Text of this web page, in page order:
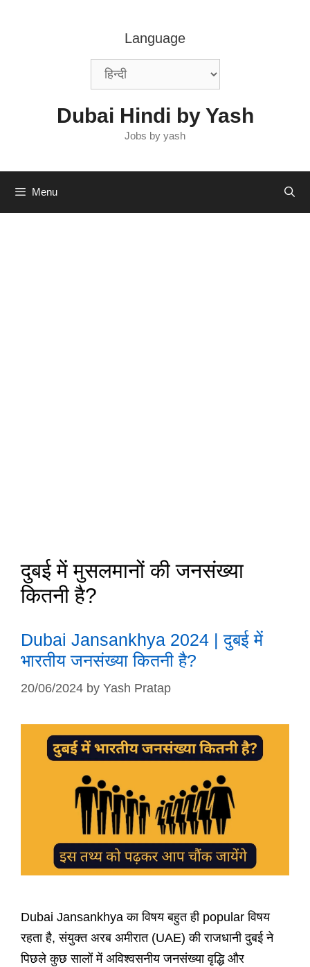
Language
Dubai Hindi by Yash
Jobs by yash
Menu
दुबई में मुसलमानों की जनसंख्या
कितनी है?
Dubai Jansankhya 2024 | दुबई में
भारतीय जनसंख्या कितनी है?
20/06/2024 by Yash Pratap
Dubai Jansankhya का विषय बहुत ही popular विषय
रहता है, संयुक्त अरब अमीरात (UAE) की राजधानी दुबई ने
पिछले कुछ सालों में अविश्वसनीय जनसंख्या वृद्धि और